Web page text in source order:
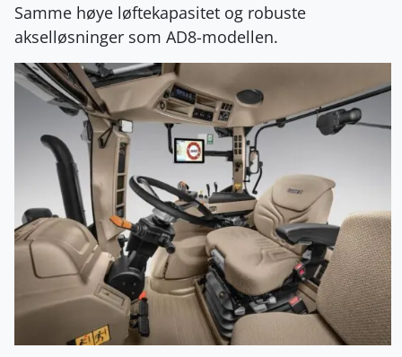
Samme høye løftekapasitet og robuste
akselløsninger som AD8-modellen.